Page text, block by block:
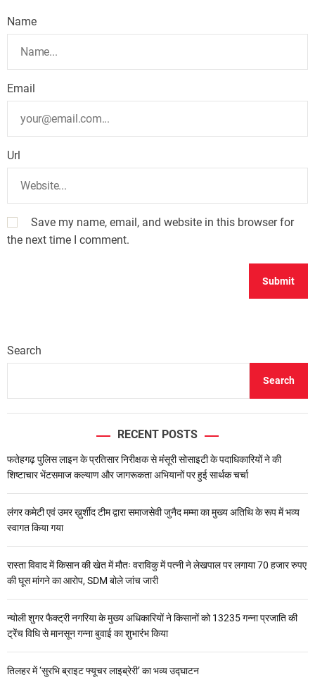
Name
Email
Url
Save my name, email, and website in this browser for
the next time I comment.
Search
Search
RECENT POSTS
फतेहगढ़ पुलिस लाइन के प्रतिसार निरीक्षक से मंसूरी सोसाइटी के पदाधिकारियों ने की
शिष्टाचार भेंटसमाज कल्याण और जागरूकता अभियानों पर हुई सार्थक चर्चा
लंगर कमेटी एवं उमर ख़ुर्शीद टीम द्वारा समाजसेवी जुनैद मम्मा का मुख्य अतिथि के रूप में भव्य
स्वागत किया गया
रास्ता विवाद में किसान की खेत में मौतः वराविकु में पत्नी ने लेखपाल पर लगाया 70 हजार रुपए
की घूस मांगने का आरोप, SDM बोले जांच जारी
न्योली शुगर फैक्ट्री नगरिया के मुख्य अधिकारियों ने किसानों को 13235 गन्ना प्रजाति की
ट्रेंच विधि से मानसून गन्ना बुवाई का शुभारंभ किया
तिलहर में ‘सुरभि ब्राइट फ्यूचर लाइब्रेरी’ का भव्य उद्घाटन